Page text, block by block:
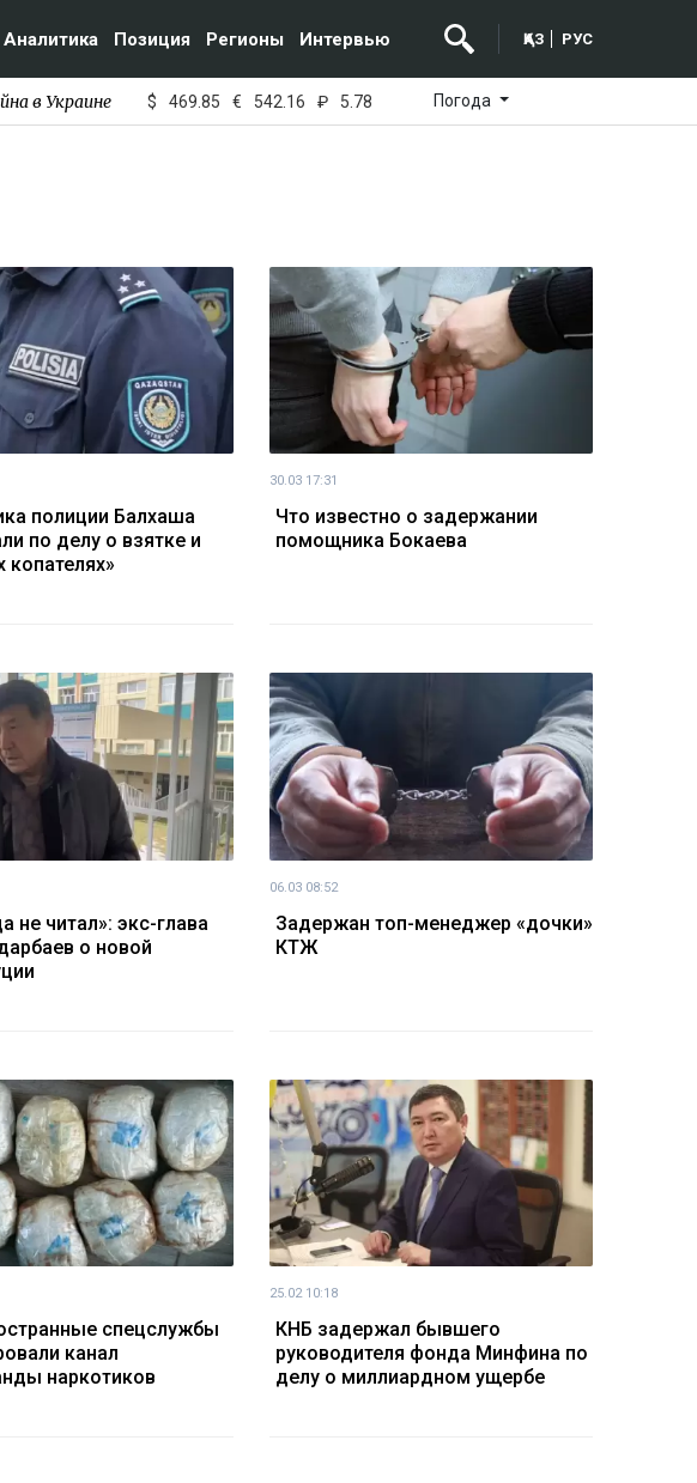
Аналитика Позиция Регионы Интервью ҚАЗ РУС
в Украине $ 469.85 € 542.16 ₽ 5.78 Погода
полиции Балхаша
по делу о взятке и
копателях»
30.03 17:31
Что известно о задержании
помощника Бокаева
не читал»: экс-глава
о новой
06.03 08:52
Задержан топ-менеджер «дочки»
КТЖ
спецслужбы
канал
наркотиков
25.02 10:18
КНБ задержал бывшего
руководителя фонда Минфина по
делу о миллиардном ущербе